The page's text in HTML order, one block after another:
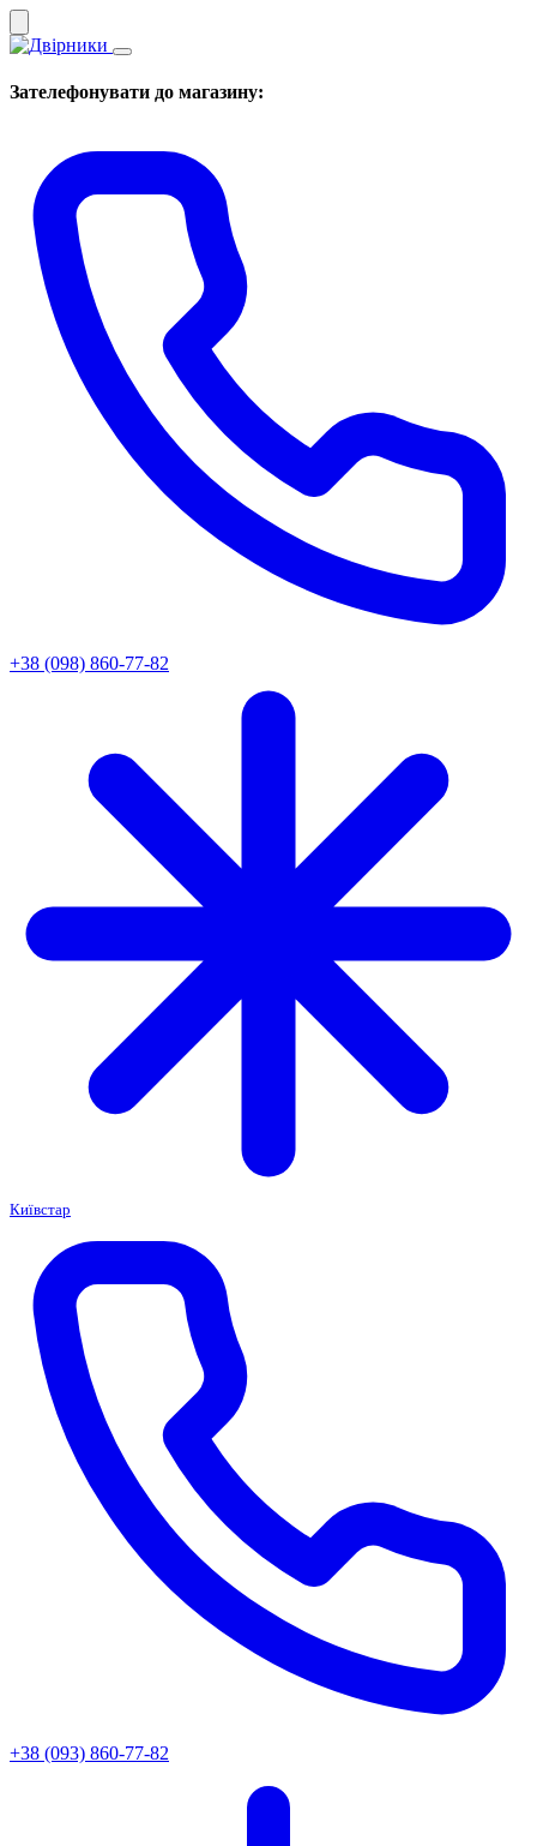
Зателефонувати до магазину:
+38 (098) 860-77-82
Київстар
+38 (093) 860-77-82